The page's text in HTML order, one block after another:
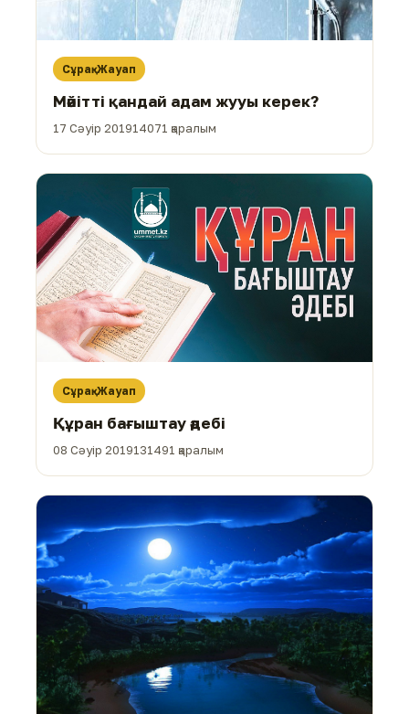
Сұрақ-Жауап
Мәйітті қандай адам жууы керек?
17 Сәуір 201914071 қаралым
Сұрақ-Жауап
Құран бағыштау әдебі
08 Сәуір 2019131491 қаралым